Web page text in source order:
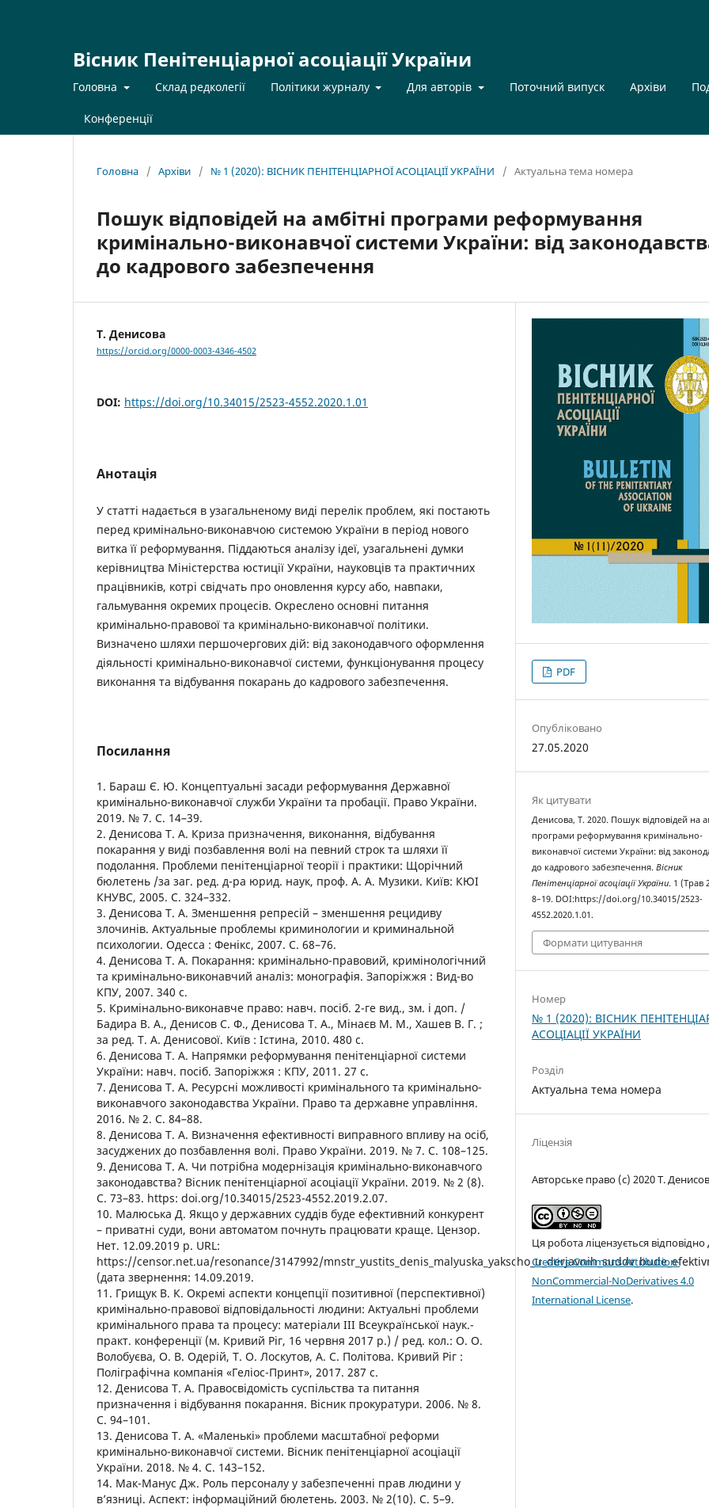
Вісник Пенітенціарної асоціації України
Головна Склад редколегії Політики журналу Для авторів Поточний випуск Архіви
Конференції
Головна / Архіви / № 1 (2020): ВІСНИК ПЕНІТЕНЦІАРНОЇ АСОЦІАЦІЇ УКРАЇНИ / Актуальна тема номера
Пошук відповідей на амбітні програми реформування
кримінально-виконавчої системи України: від
до кадрового забезпечення
Т. Денисова
https://orcid.org/0000-0003-4346-4502
DOI: https://doi.org/10.34015/2523-4552.2020.1.01
Анотація
У статті надається в узагальненому виді перелік проблем, які постають
перед кримінально-виконавчою системою України в період нового
витка її реформування. Піддаються аналізу ідеї, узагальнені думки
керівництва Міністерства юстиції України, науковців та практичних
працівників, котрі свідчать про оновлення курсу або, навпаки,
гальмування окремих процесів. Окреслено основні питання
кримінально-правової та кримінально-виконавчої політики.
Визначено шляхи першочергових дій: від законодавчого оформлення
діяльності кримінально-виконавчої системи, функціонування процесу
виконання та відбування покарань до кадрового забезпечення.
Посилання
1. Бараш Є. Ю. Концептуальні засади реформування Державної
кримінально-виконавчої служби України та пробації. Право України.
2019. № 7. С. 14–39.
2. Денисова Т. А. Криза призначення, виконання, відбування
покарання у виді позбавлення волі на певний строк та шляхи її
подолання. Проблеми пенітенціарної теорії і практики: Щорічний
бюлетень /за заг. ред. д-ра юрид. наук, проф. А. А. Музики. Київ: КЮІ
КНУВС, 2005. С. 324–332.
3. Денисова Т. А. Зменшення репресій – зменшення рецидиву
злочинів. Актуальные проблемы криминологии и криминальной
психологии. Одесса : Фенікс, 2007. С. 68–76.
4. Денисова Т. А. Покарання: кримінально-правовий, кримінологічний
та кримінально-виконавчий аналіз: монографія. Запоріжжя : Вид-во
КПУ, 2007. 340 с.
5. Кримінально-виконавче право: навч. посіб. 2-ге вид., зм. і доп. /
Бадира В. А., Денисов С. Ф., Денисова Т. А., Мінаєв М. М., Хашев В. Г. ;
за ред. Т. А. Денисової. Київ : Істина, 2010. 480 с.
6. Денисова Т. А. Напрямки реформування пенітенціарної системи
України: навч. посіб. Запоріжжя : КПУ, 2011. 27 с.
7. Денисова Т. А. Ресурсні можливості кримінального та кримінально-
виконавчого законодавства України. Право та державне управління.
2016. № 2. С. 84–88.
8. Денисова Т. А. Визначення ефективності виправного впливу на осіб,
засуджених до позбавлення волі. Право України. 2019. № 7. С. 108–125.
9. Денисова Т. А. Чи потрібна модернізація кримінально-виконавчого
законодавства? Вісник пенітенціарної асоціації України. 2019. № 2 (8).
С. 73–83. https: doi.org/10.34015/2523-4552.2019.2.07.
10. Малюська Д. Якщо у державних суддів буде ефективний конкурент
– приватні суди, вони автоматом почнуть працювати краще. Цензор.
Нет. 12.09.2019 р. URL:
https://censor.net.ua/resonance/3147992/
(дата звернення: 14.09.2019.
11. Грищук В. К. Окремі аспекти концепції позитивної (перспективної)
кримінально-правової відповідальності людини: Актуальні проблеми
кримінального права та процесу: матеріали ІІІ Всеукраїнської наук.-
практ. конференції (м. Кривий Ріг, 16 червня 2017 р.) / ред. кол.: О. О.
Волобуєва, О. В. Одерій, Т. О. Лоскутов, А. С. Політова. Кривий Ріг :
Поліграфічна компанія «Геліос-Принт», 2017. 287 с.
12. Денисова Т. А. Правосвідомість суспільства та питання
призначення і відбування покарання. Вісник прокуратури. 2006. № 8.
С. 94–101.
13. Денисова Т. А. «Маленькі» проблеми масштабної реформи
кримінально-виконавчої системи. Вісник пенітенціарної асоціації
України. 2018. № 4. С. 143–152.
14. Мак-Манус Дж. Роль персоналу у забезпеченні прав людини у
в’язниці. Аспект: інформаційний бюлетень. 2003. № 2(10). С. 5–9.
PDF
Опубліковано
27.05.2020
Як цитувати
Денисова, Т. 2020. Пошук відповідей на
програми реформування кримінально-
виконавчої системи України: від
до кадрового забезпечення.Вісник
Пенітенціарної асоціації України. 1 (Трав
8–19. DOI:https://doi.org/10.34015/2523-
4552.2020.1.01.
Формати цитування
Номер
№ 1 (2020): ВІСНИК
АСОЦІАЦІЇ УКРАЇНИ
Розділ
Актуальна тема номера
Ліцензія
Авторське право (c) 2020 Т.
Ця робота ліцензується відповідно
Creative Commons Attribution-
NonCommercial-NoDerivatives 4.0
International License.